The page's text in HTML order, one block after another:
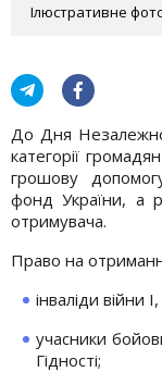
Ілюстративне
До Дня
категорії
грошову
фонд України, а
отримувача.
Право на
інваліди війни
учасники
Гідності;